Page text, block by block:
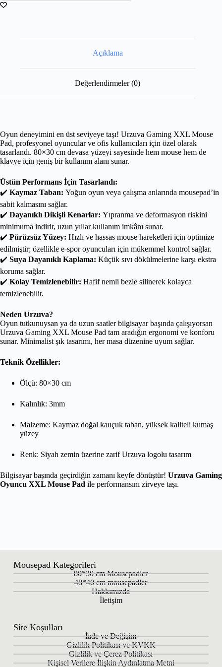
Açıklama
Değerlendirmeler (0)
Oyun deneyimini en üst seviyeye taşı! Urzuva Gaming XXL Mouse
Pad, profesyonel oyuncular ve ofis kullanıcıları için özel olarak
tasarlandı. 80×30 cm devasa yüzeyi sayesinde hem mouse hem de
klavye için geniş bir kullanım alanı sunar.
Üstün Performans İçin Tasarlandı:
✔️ Kaymaz Taban: Yoğun oyun veya çalışma anlarında mousepad’in
sabit kalmasını sağlar.
✔️ Dayanıklı Dikişli Kenarlar: Yıpranma ve deformasyon riskini
minimuma indirir, uzun yıllar kullanım imkânı sunar.
✔️ Pürüzsüz Yüzey: Hızlı ve hassas mouse hareketleri için optimize
edilmiştir; özellikle e-spor oyuncuları için mükemmel kontrol sağlar.
✔️ Suya Dayanıklı Kaplama: Küçük sıvı dökülmelerine karşı ekstra
koruma sağlar.
✔️ Kolay Temizlenebilir: Hafif nemli bezle silinerek kolayca
temizlenebilir.
Neden Urzuva?
Oyun tutkunuysan ya da uzun saatler bilgisayar başında çalışıyorsan
Urzuva Gaming XXL Mouse Pad tam aradığın ergonomi ve konforu
sunar. Minimalist şık tasarımı, her masa düzenine uyum sağlar.
Teknik Özellikler:
Ölçü: 80×30 cm
Kalınlık: 3mm
Malzeme: Kaymaz doğal kauçuk taban, yüksek kaliteli kumaş
yüzey
Renk: Siyah zemin üzerine zarif Urzuva logolu tasarım
Bilgisayar başında geçirdiğin zamanı keyfe dönüştür! Urzuva Gaming
Oyuncu XXL Mouse Pad ile performansını zirveye taşı.
Mousepad Kategorileri
80*30 cm Mousepadler
48*40 cm mousepadler
Hakkımızda
İletişim
Site Koşulları
İade ve Değişim
Gizlilik Politikası ve KVKK
Gizlilik ve Çerez Politikası
Kişisel Verilere İlişkin Aydınlatma Metni